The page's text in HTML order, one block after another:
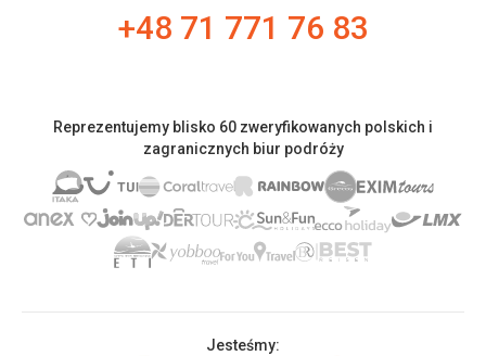
+48 71 771 76 83
Reprezentujemy blisko 60 zweryfikowanych polskich i
zagranicznych biur podróży
Jesteśmy: